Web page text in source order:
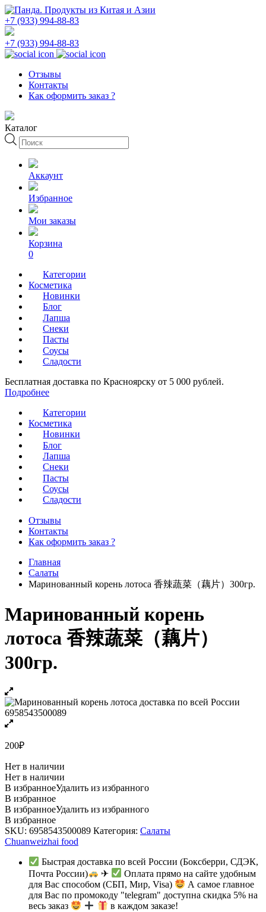
+7 (933) 994-88-83
+7 (933) 994-88-83
Отзывы
Контакты
Как оформить заказ ?
Каталог
Поиск
товаров
Аккаунт
Избранное
Мои заказы
Корзина
0
Категории
Косметика
Новинки
Блог
Лапша
Снеки
Пасты
Соусы
Сладости
Бесплатная доставка по Красноярску от 5 000 рублей.
Подробнее
Категории
Косметика
Новинки
Блог
Лапша
Снеки
Пасты
Соусы
Сладости
Отзывы
Контакты
Как оформить заказ ?
Главная
Салаты
Маринованный корень лотоса 香辣蔬菜（藕片）300гр.
Маринованный корень
лотоса 香辣蔬菜（藕片）
300гр.
200₽
Нет в наличии
Нет в наличии
В избранноеУдалить из избранного
В избранное
В избранноеУдалить из избранного
В избранное
SKU: 6958543500089 Категория: Салаты
Chuanweizhai food
Быстрая доставка по всей России (Боксберри, СДЭК,
Почта России)
✈
Оплата прямо на сайте удобным
для Вас способом (СБП, Мир, Visa)
А самое главное
для Вас по промокоду "telegram" доступна скидка 5% на
весь заказ
в каждом заказе!